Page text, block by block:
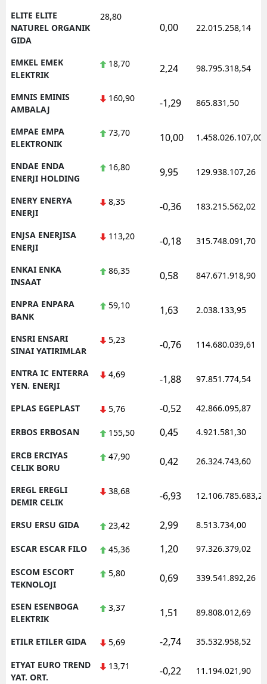
ELITE ELITE
NATUREL ORGANIK
GIDA
28,80
0,00 22.015.258,14
EMKEL EMEK
ELEKTRIK
18,70 2,24 98.795.318,54
EMNIS EMINIS
AMBALAJ
160,90 -1,29 865.831,50
EMPAE EMPA
ELEKTRONIK
73,70 10,00 1.458.026.107,00
ENDAE ENDA
ENERJI HOLDING
16,80 9,95 129.938.107,26
ENERY ENERYA
ENERJI
8,35 -0,36 183.215.562,02
ENJSA ENERJISA
ENERJI
113,20 -0,18 315.748.091,70
ENKAI ENKA
INSAAT
86,35 0,58 847.671.918,90
ENPRA ENPARA
BANK
59,10 1,63 2.038.133,95
ENSRI ENSARI
SINAI YATIRIMLAR
5,23 -0,76 114.680.039,61
ENTRA IC ENTERRA
YEN. ENERJI
4,69 -1,88 97.851.774,54
EPLAS EGEPLAST 5,76 -0,52 42.866.095,87
ERBOS ERBOSAN 155,50 0,45 4.921.581,30
ERCB ERCIYAS
CELIK BORU
47,90 0,42 26.324.743,60
EREGL EREGLI
DEMIR CELIK
38,68 -6,93 12.106.785.683,20
ERSU ERSU GIDA 23,42 2,99 8.513.734,00
ESCAR ESCAR FILO 45,36 1,20 97.326.379,02
ESCOM ESCORT
TEKNOLOJI
5,80 0,69 339.541.892,26
ESEN ESENBOGA
ELEKTRIK
3,37 1,51 89.808.012,69
ETILR ETILER GIDA 5,69 -2,74 35.532.958,52
ETYAT EURO TREND
YAT. ORT.
13,71 -0,22 11.194.021,90